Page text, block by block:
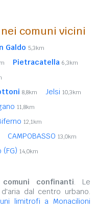
comuni vicini
Galdo 5,3km
Pietracatella 6,3km
8,8km Jelsi 10,3km
11,8km
12,1km
CAMPOBASSO 13,0km
(FG) 14,0km
comuni confinanti. Le
dal centro urbano.
limitrofi a Monacilioni